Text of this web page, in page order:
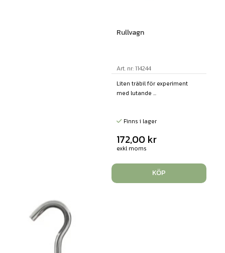
Rullvagn
Art. nr: 114244
Liten träbil för experiment
med lutande ...
Finns i lager
172,00 kr
exkl moms
KÖP